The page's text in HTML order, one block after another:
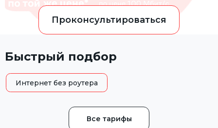
Проконсультироваться
Быстрый подбор
Интернет без роутера
Все тарифы